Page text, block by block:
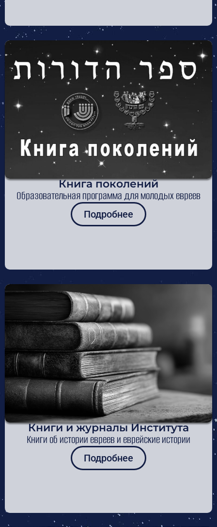
Книга поколений
Образовательная программа для молодых евреев
Подробнее
Книги и журналы Института
Книги об истории евреев и еврейские истории
Подробнее